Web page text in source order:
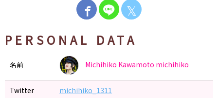
𝕏
PERSONAL DATA
名前 Michihiko Kawamoto michihiko
Twitter michihiko_1311